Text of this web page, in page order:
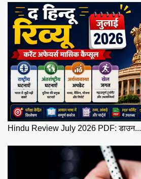
Hindu Review July 2026 PDF: डाउन...